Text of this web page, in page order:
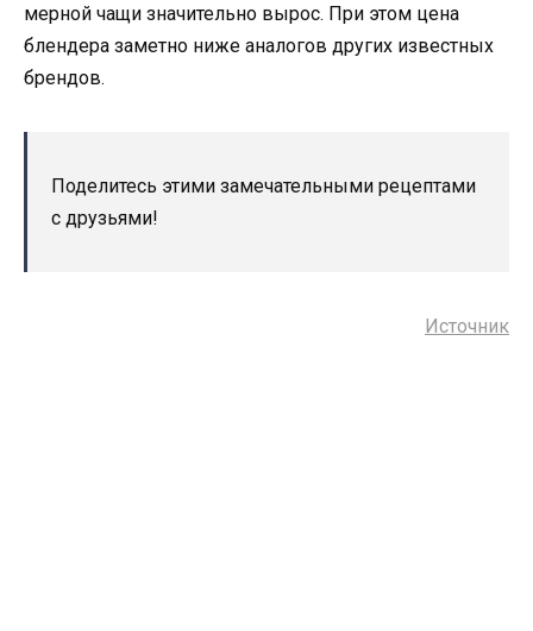
мерной чащи значительно вырос. При этом цена
блендера заметно ниже аналогов других известных
брендов.
Поделитесь этими замечательными рецептами
с друзьями!
Источник